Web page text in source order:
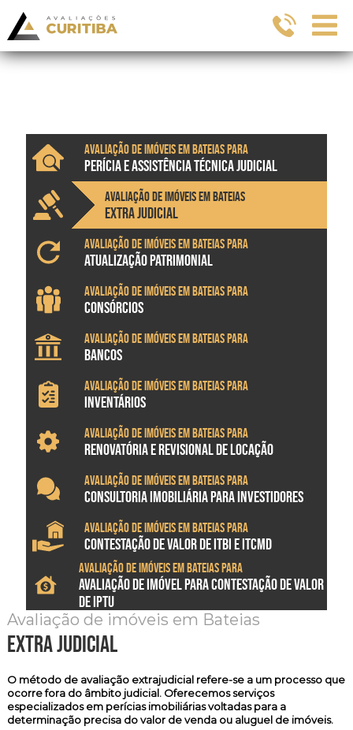
Avaliação de imóveis em Bateias para
PERÍCIA E ASSISTÊNCIA TÉCNICA JUDICIAL
Avaliação de imóveis em Bateias
EXTRA JUDICIAL
Avaliação de imóveis em Bateias para
ATUALIZAÇÃO PATRIMONIAL
Avaliação de imóveis em Bateias para
CONSÓRCIOS
Avaliação de imóveis em Bateias para
BANCOS
Avaliação de imóveis em Bateias para
INVENTÁRIOS
Avaliação de imóveis em Bateias para
RENOVATÓRIA E REVISIONAL DE LOCAÇÃO
Avaliação de imóveis em Bateias para
CONSULTORIA IMOBILIÁRIA PARA INVESTIDORES
Avaliação de imóveis em Bateias para
CONTESTAÇÃO DE VALOR DE ITBI E ITCMD
Avaliação de imóveis em Bateias para
AVALIAÇÃO DE IMÓVEL PARA CONTESTAÇÃO DE VALOR
DE IPTU
Avaliação de imóveis em Bateias
extra judicial
O método de avaliação extrajudicial refere-se a um processo que
ocorre fora do âmbito judicial. Oferecemos serviços
especializados em perícias imobiliárias voltadas para a
determinação precisa do valor de venda ou aluguel de imóveis.